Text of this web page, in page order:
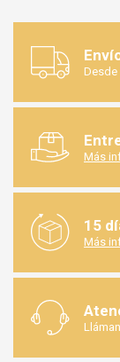
Desde
Más
15
Más